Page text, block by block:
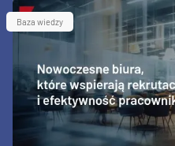
Baza wiedzy